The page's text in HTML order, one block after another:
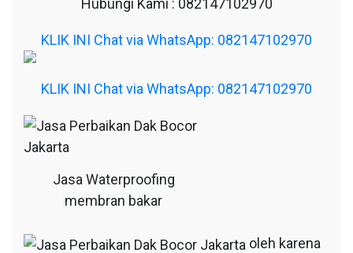
KLIK INI Chat via WhatsApp: 082147102970
KLIK INI Chat via WhatsApp: 082147102970
Jasa Waterproofing
membran bakar
oleh karena